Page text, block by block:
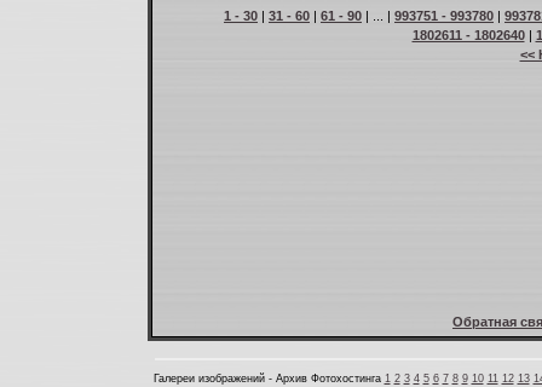
1 - 30 | 31 - 60 | 61 - 90 | ... | 993751 - 993780 |
1802611 - 1802640|
<<
Обратная
Галереи изображений - Архив Фотохостинга 1 2 3 4 5 6 7 8 9 10 11 12 13